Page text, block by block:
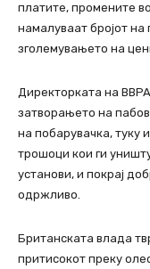
платите, промените
намалуваат бројот на
зголемувањето на
Директорката на
затворањето на
на побарувачка, туку
трошоци кои ги
установи, и покрај
одржливо.
Британската влада
притисокот преку